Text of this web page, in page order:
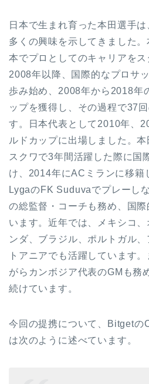
日本で生まれ育った本田選手
多くの興味を示してきました。
本でプロとしてのキャリアをス
2008年以降、国際的なプロサ
歩み始め、 2008年から 2018年
ップを獲得し、その過程で37
す。日本代表として 2010年、
ルドカップに出場しました。
スクワで3年間活躍した際に国
け、 2014年にAC ミランに移籍
LygaのFK Suduvaでプレーし
の総監督・コーチも務め、国
います。近年では、メキシコ
ンダ、ブラジル、ポルトガル
トアニアでも活躍しています
がらカンボジア代表のGM も務
続けています。
今回の提携について、 Bitgetの
は次のように述べています。